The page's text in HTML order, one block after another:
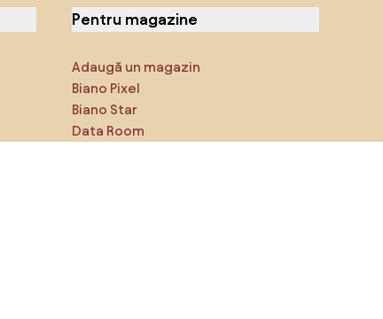
Pentru magazine
Adaugă un magazin
Biano Pixel
Biano Star
Data Room